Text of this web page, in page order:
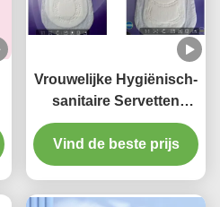
Vrouwelijke Hygiënisch-
sanitaire Servetten
Beschikbare Natuurlijke
Katoenen Stootkussens
voor Periodes
Vind de beste prijs